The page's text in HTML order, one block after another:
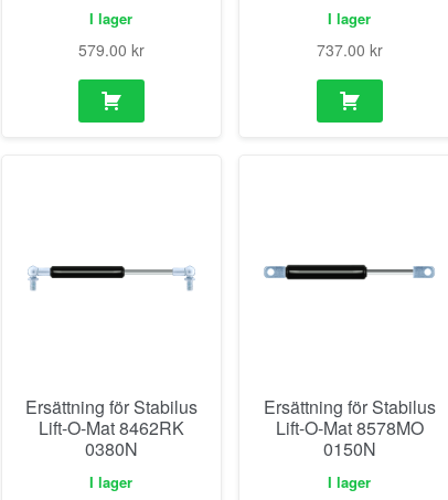
I lager
579.00 kr
I lager
737.00 kr
Ersättning för Stabilus
Lift-O-Mat 8462RK
0380N
I lager
Ersättning för Stabilus
Lift-O-Mat 8578MO
0150N
I lager